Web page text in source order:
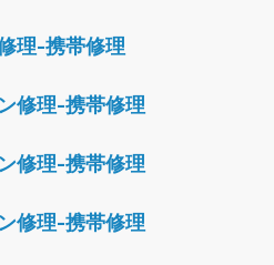
理-携帯修理
修理-携帯修理
修理-携帯修理
修理-携帯修理